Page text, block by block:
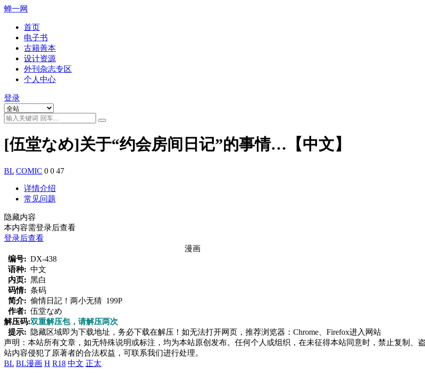
蝉一网
首页
电子书
古籍善本
设计资源
外刊杂志专区
个人中心
登录
[伍堂なめ]关于“约会房间日记”的事情…【中文】
BL COMIC 0 0 47
详情介绍
常见问题
隐藏内容
本内容需登录后查看
登录后查看
漫画
编号: DX-438
语种: 中文
内页: 黑白
码情: 条码
简介: 偷情日記！两小无猜 199P
作者: 伍堂なめ
解压码:双重解压包，请解压两次
提示:
隐藏区域即为下载地址，务必下载在解压！如无法打开网页，推荐浏览器：Chrome、Firefox进入网站
声明：本站所有文章，如无特殊说明或标注，均为本站原创发布。任何个人或组织，在未征得本站同意时，禁止复制
站内容侵犯了原著者的合法权益，可联系我们进行处理。
BL BL漫画 H R18 中文 正太